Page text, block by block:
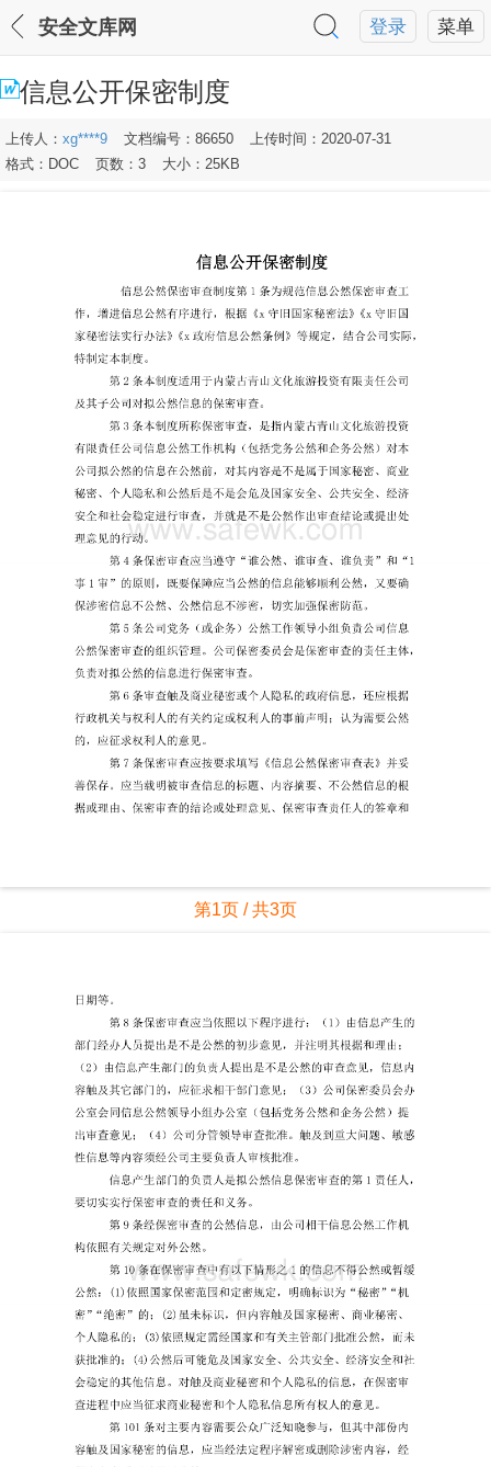
菜单
登录
安全文库网
信息公开保密制度
上传人： xg****9 文档编号：86650
上传时间：2020-07-31
格式：DOC
页数：3 大小：25KB
第1页 / 共3页